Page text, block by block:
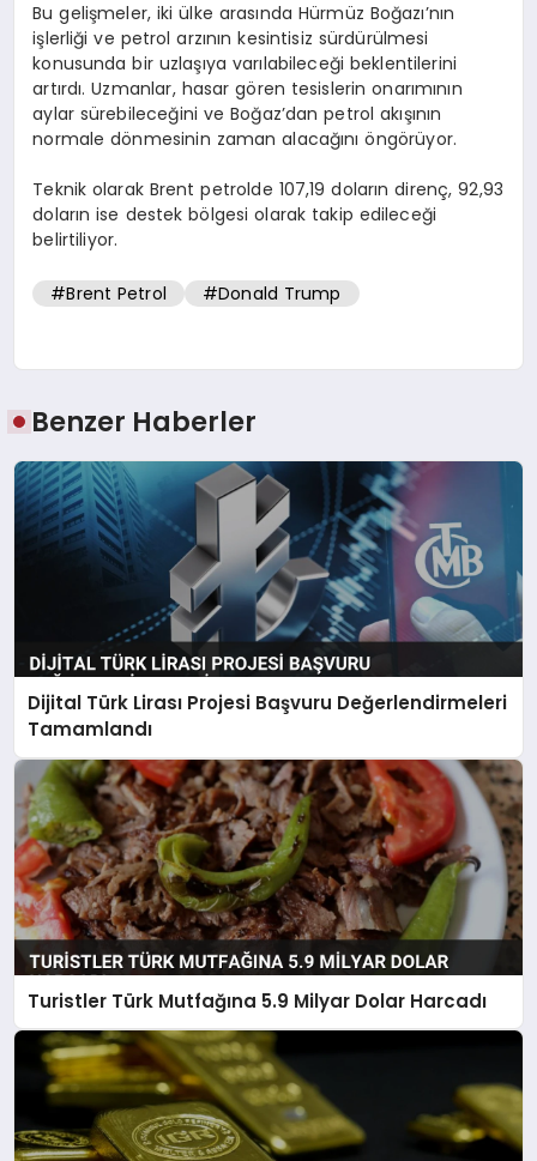
Bu gelişmeler, iki ülke arasında Hürmüz Boğazı’nın
işlerliği ve petrol arzının kesintisiz sürdürülmesi
konusunda bir uzlaşıya varılabileceği beklentilerini
artırdı. Uzmanlar, hasar gören tesislerin onarımının
aylar sürebileceğini ve Boğaz’dan petrol akışının
normale dönmesinin zaman alacağını öngörüyor.
Teknik olarak Brent petrolde 107,19 doların direnç, 92,93
doların ise destek bölgesi olarak takip edileceği
belirtiliyor.
#Brent Petrol #Donald Trump
Benzer Haberler
Dijital Türk Lirası Projesi Başvuru Değerlendirmeleri
Tamamlandı
Turistler Türk Mutfağına 5.9 Milyar Dolar Harcadı